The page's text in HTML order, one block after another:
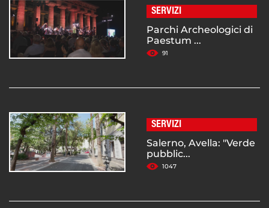
SERVIZI
Parchi Archeologici di
Paestum ...
91
SERVIZI
Salerno, Avella: "Verde
pubblic...
1047